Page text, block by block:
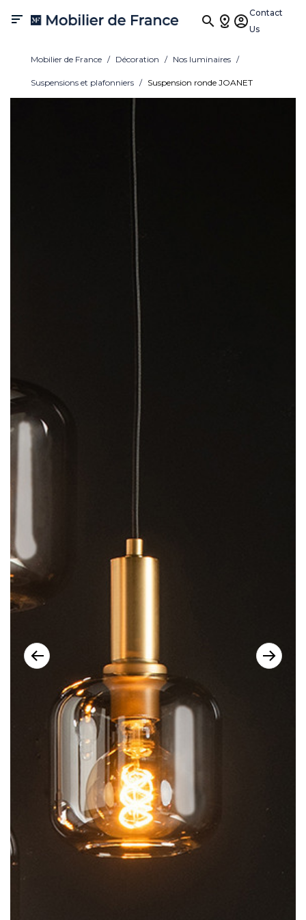

Contact
Us
Mobilier de France Décoration Nos luminaires
Suspensions et plafonniers Suspension ronde JOANET